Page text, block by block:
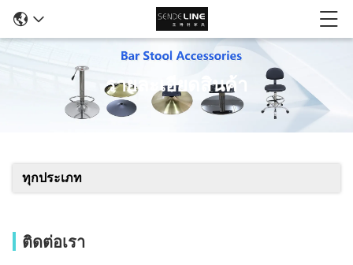
รายละเอียดสินค้า
ทุกประเภท
ติดต่อเรา